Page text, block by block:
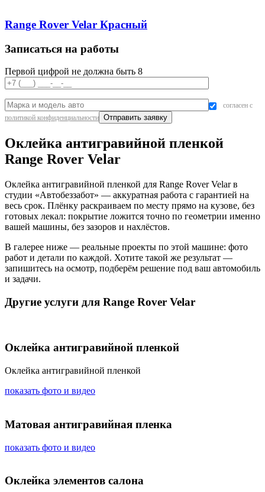
Range Rover Velar Красный
Записаться на работы
Первой цифрой не должна быть 8
согласен с
политикой конфиденциальности
Оклейка антигравийной пленкой
Range Rover Velar
Оклейка антигравийной пленкой для Range Rover Velar в
студии «Автобеззабот» — аккуратная работа с гарантией на
весь срок. Плёнку раскраиваем по месту прямо на кузове, без
готовых лекал: покрытие ложится точно по геометрии именно
вашей машины, без зазоров и нахлёстов.
В галерее ниже — реальные проекты по этой машине: фото
работ и детали по каждой. Хотите такой же результат —
запишитесь на осмотр, подберём решение под ваш автомобиль
и задачи.
Другие услуги для Range Rover Velar
Оклейка антигравийной пленкой
Оклейка антигравийной пленкой
показать фото и видео
Матовая антигравийная пленка
показать фото и видео
Оклейка элементов салона